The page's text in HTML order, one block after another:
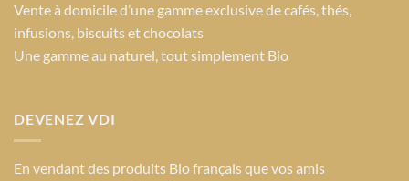
Vente à domicile d’une gamme exclusive de cafés, thés,
infusions, biscuits et chocolats
Une gamme au naturel, tout simplement Bio
DEVENEZ VDI
En vendant des produits Bio français que vos amis